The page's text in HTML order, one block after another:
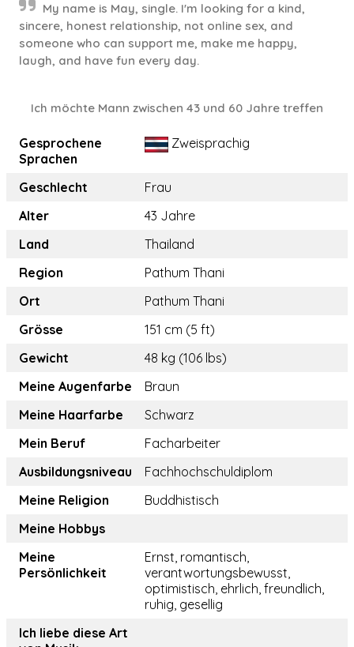
My name is May, single. I'm looking for a kind,
sincere, honest relationship, not online sex, and
someone who can support me, make me happy,
laugh, and have fun every day.
Ich möchte Mann zwischen 43 und 60 Jahre treffen
Gesprochene
Sprachen
Zweisprachig
Geschlecht
Frau
Alter
43 Jahre
Land
Thailand
Region
Pathum Thani
Ort
Pathum Thani
Grösse
151 cm (5 ft)
Gewicht
48 kg (106 lbs)
Meine Augenfarbe
Braun
Meine Haarfarbe
Schwarz
Mein Beruf
Facharbeiter
Ausbildungsniveau
Fachhochschuldiplom
Meine Religion
Buddhistisch
Meine Hobbys
Meine
Persönlichkeit
Ernst, romantisch,
verantwortungsbewusst,
optimistisch, ehrlich, freundlich,
ruhig, gesellig
Ich liebe diese Art